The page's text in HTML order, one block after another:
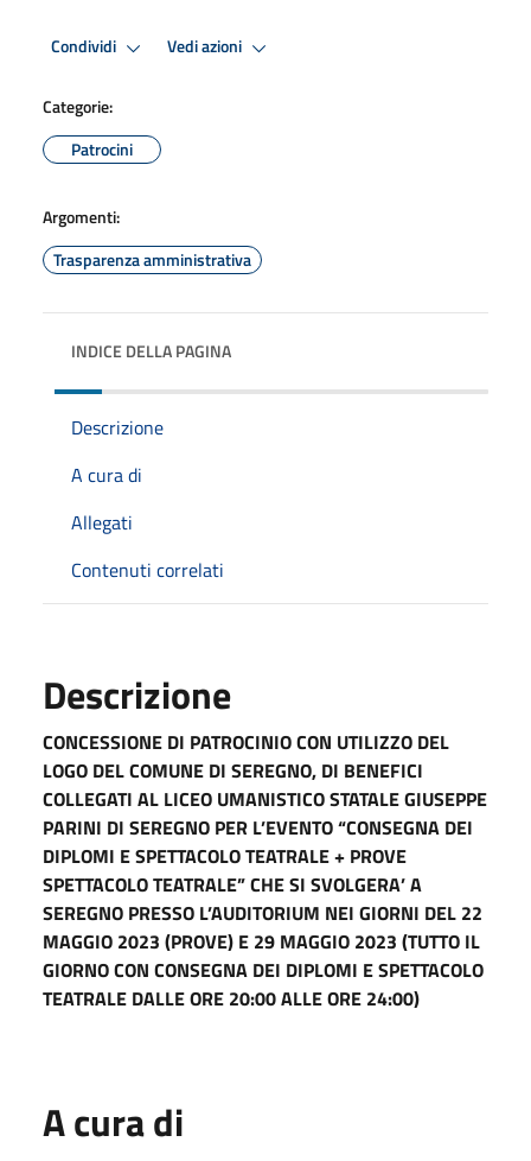
Condividi Vedi azioni
Categorie:
Patrocini
Argomenti:
Trasparenza amministrativa
INDICE DELLA PAGINA
Descrizione
A cura di
Allegati
Contenuti correlati
Descrizione
CONCESSIONE DI PATROCINIO CON UTILIZZO DEL
LOGO DEL COMUNE DI SEREGNO, DI BENEFICI
COLLEGATI AL LICEO UMANISTICO STATALE GIUSEPPE
PARINI DI SEREGNO PER L’EVENTO “CONSEGNA DEI
DIPLOMI E SPETTACOLO TEATRALE + PROVE
SPETTACOLO TEATRALE” CHE SI SVOLGERA’ A
SEREGNO PRESSO L’AUDITORIUM NEI GIORNI DEL 22
MAGGIO 2023 (PROVE) E 29 MAGGIO 2023 (TUTTO IL
GIORNO CON CONSEGNA DEI DIPLOMI E SPETTACOLO
TEATRALE DALLE ORE 20:00 ALLE ORE 24:00)
A cura di